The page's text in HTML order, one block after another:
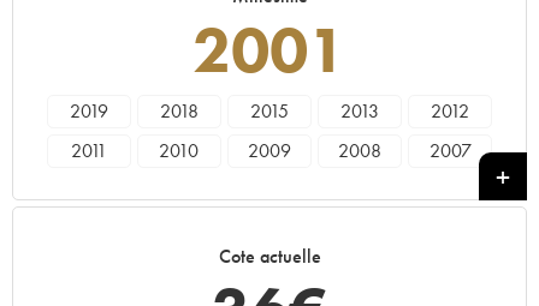
2001
2019 2018 2015 2013
2012
2011
2010 2009 2008
2007
Cote actuelle